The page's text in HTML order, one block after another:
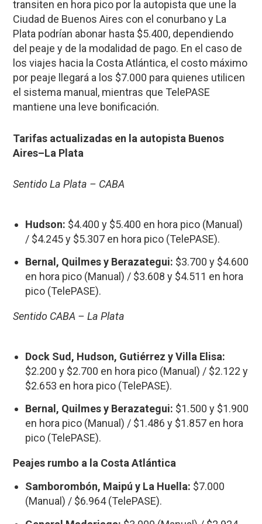
transiten en hora pico por la autopista que une la
Ciudad de Buenos Aires con el conurbano y La
Plata podrían abonar hasta $5.400, dependiendo
del peaje y de la modalidad de pago. En el caso de
los viajes hacia la Costa Atlántica, el costo máximo
por peaje llegará a los $7.000 para quienes utilicen
el sistema manual, mientras que TelePASE
mantiene una leve bonificación.
Tarifas actualizadas en la autopista Buenos
Aires–La Plata
Sentido La Plata – CABA
Hudson: $4.400 y $5.400 en hora pico (Manual)
/ $4.245 y $5.307 en hora pico (TelePASE).
Bernal, Quilmes y Berazategui: $3.700 y $4.600
en hora pico (Manual) / $3.608 y $4.511 en hora
pico (TelePASE).
Sentido CABA – La Plata
Dock Sud, Hudson, Gutiérrez y Villa Elisa:
$2.200 y $2.700 en hora pico (Manual) / $2.122 y
$2.653 en hora pico (TelePASE).
Bernal, Quilmes y Berazategui: $1.500 y $1.900
en hora pico (Manual) / $1.486 y $1.857 en hora
pico (TelePASE).
Peajes rumbo a la Costa Atlántica
Samborombón, Maipú y La Huella: $7.000
(Manual) / $6.964 (TelePASE).